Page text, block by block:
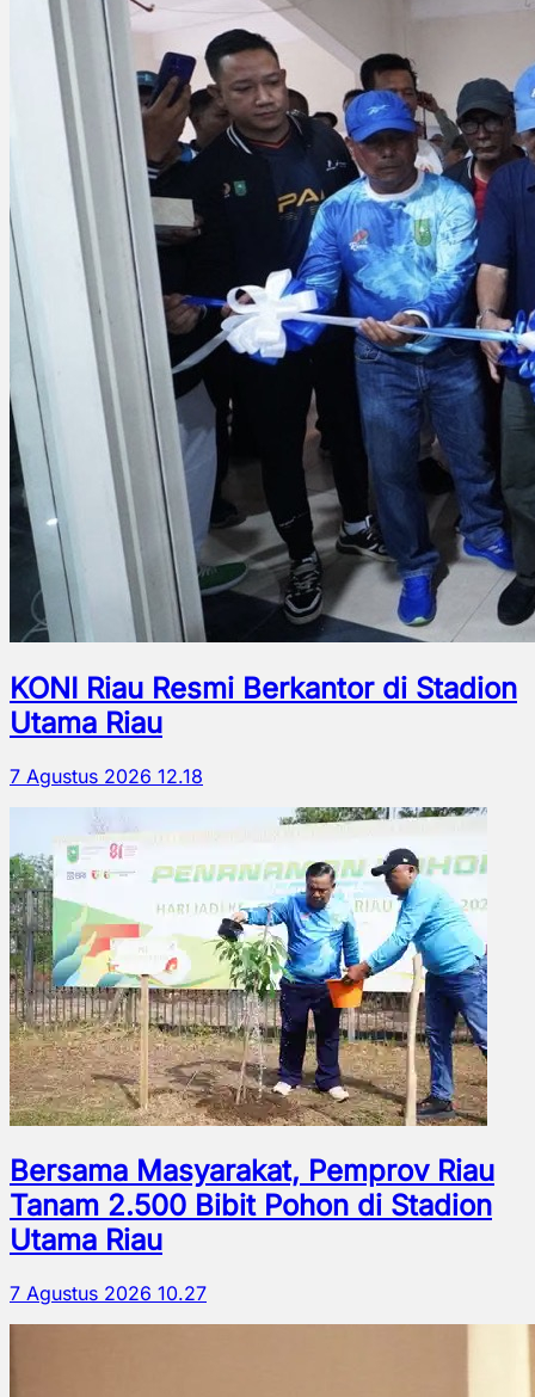
KONI Riau Resmi Berkantor di Stadion
Utama Riau
7 Agustus 2026 12.18
Bersama Masyarakat, Pemprov Riau
Tanam 2.500 Bibit Pohon di Stadion
Utama Riau
7 Agustus 2026 10.27